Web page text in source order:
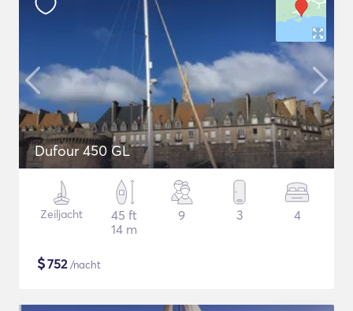
Dufour 450 GL
Zeiljacht
45 ft
14 m
9 3 4
$752/nacht